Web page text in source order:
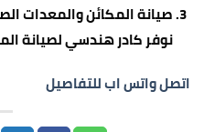
صيانة المكائن والمعدات
نوفر كادر هندسي لصيانة
اتصل واتس اب للتفاصيل